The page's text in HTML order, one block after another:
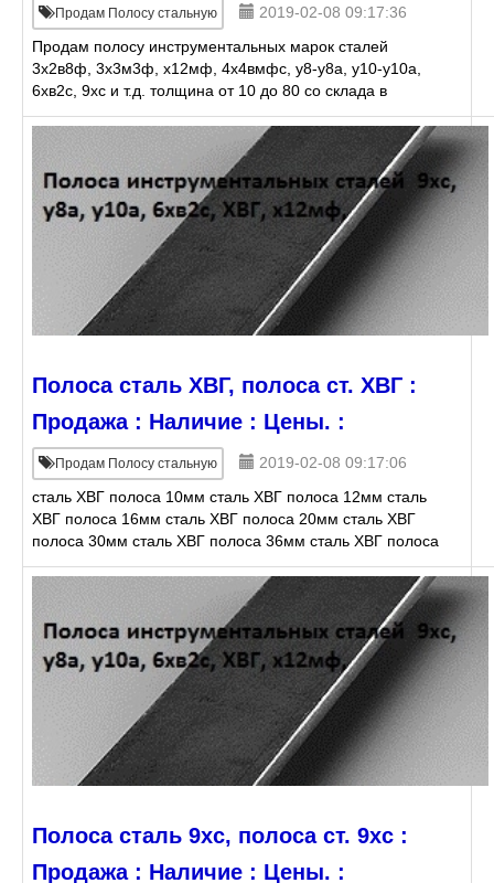
Продам Полосу стальную
2019-02-08 09:17:36
Продам полосу инструментальных марок сталей
3х2в8ф, 3х3м3ф, х12мф, 4х4вмфс, у8-у8а, у10-у10а,
6хв2с, 9хс и т.д. толщина от 10 до 80 со склада в
Екатеринбурге.
Полоса сталь ХВГ, полоса ст. ХВГ :
Продажа : Наличие : Цены. :
Продам Полосу стальную
2019-02-08 09:17:06
сталь ХВГ полоса 10мм сталь ХВГ полоса 12мм сталь
ХВГ полоса 16мм сталь ХВГ полоса 20мм сталь ХВГ
полоса 30мм сталь ХВГ полоса 36мм сталь ХВГ полоса
40мм сталь ХВГ полоса 45мм сталь ХВГ полоса
Полоса сталь 9хс, полоса ст. 9хс :
Продажа : Наличие : Цены. :